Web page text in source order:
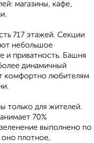
магазины, кафе,
717 этажей. Секции
небольшое
и приватность. Башня
динамичный
комфортно любителям
только для жителей.
70%
выполнено по
оно плотное,